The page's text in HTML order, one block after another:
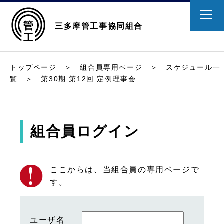
三多摩管工事協同組合
トップページ ＞組合員専用ページ ＞
スケジュール一
覧
＞ 第30期 第12回 定例理事会
組合員ログイン
ここからは、当組合員の専用ページで
す。
ユーザ名